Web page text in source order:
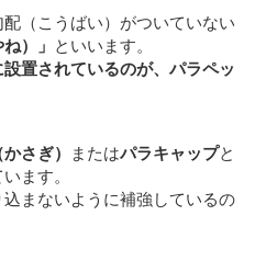
（こうばい）がついていない
）」 といいます。
置されているのが、パラペッ
さぎ） またはパラキャップと
ます。
まないように補強しているの